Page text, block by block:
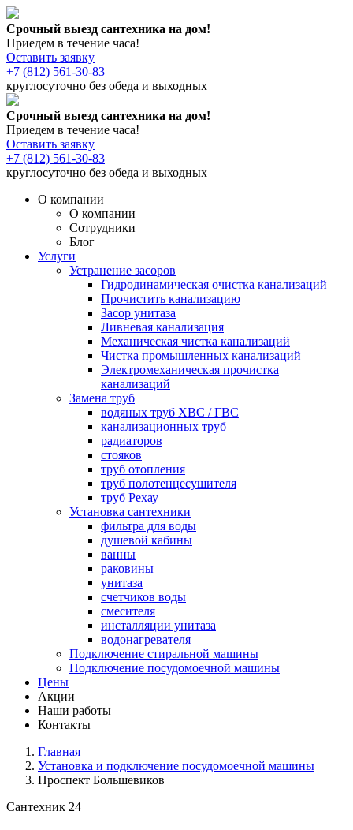
Срочный выезд сантехника на дом!
Приедем в течение часа!
Оставить заявку
+7 (812) 561-30-83
круглосуточно без обеда и выходных
Срочный выезд сантехника на дом!
Приедем в течение часа!
Оставить заявку
+7 (812) 561-30-83
круглосуточно без обеда и выходных
О компании
О компании
Сотрудники
Блог
Услуги
Устранение засоров
Гидродинамическая очистка канализаций
Прочистить канализацию
Засор унитаза
Ливневая канализация
Механическая чистка канализаций
Чистка промышленных канализаций
Электромеханическая прочистка
канализаций
Замена труб
водяных труб ХВС / ГВС
канализационных труб
радиаторов
стояков
труб отопления
труб полотенцесушителя
труб Рехау
Установка сантехники
фильтра для воды
душевой кабины
ванны
раковины
унитаза
счетчиков воды
смесителя
инсталляции унитаза
водонагревателя
Подключение стиральной машины
Подключение посудомоечной машины
Цены
Акции
Наши работы
Контакты
Главная
Установка и подключение посудомоечной машины
Проспект Большевиков
Сантехник 24